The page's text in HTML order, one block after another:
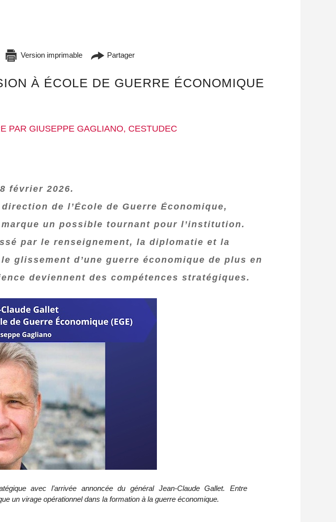
Version imprimable Partager
À ÉCOLE DE GUERRE ÉCONOMIQUE
PAR GIUSEPPE GAGLIANO, CESTUDEC
février 2026.
de l’École de Guerre Économique,
un possible tournant pour l’institution.
par le renseignement, la diplomatie et la
glissement d’une guerre économique de plus en
deviennent des compétences stratégiques.
avec l’arrivée annoncée du général Jean‑Claude Gallet. Entre
un virage opérationnel dans la formation à la guerre économique.